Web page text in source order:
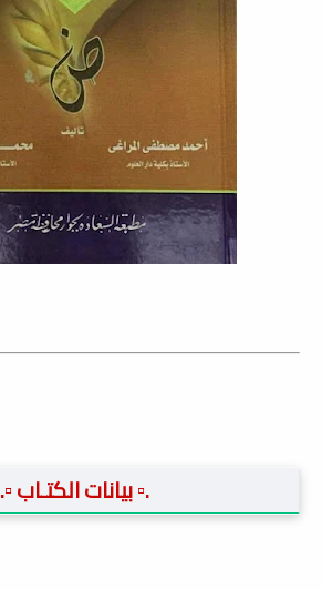
.▫️ بيانات الكتـاب ▫️.